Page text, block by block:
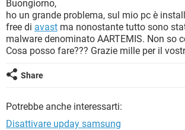
HARDWARE
TIKTOK FACEBOOK
HARDWARE
iOS
INSTAGRAM WHATSAPP
TIKTOK FACEBOOK
HARDWARE
INTRATTENIMENTO ANDROID
iOS WINDOWS 10
INSTAGRAM WHATSAPP
TIKTOK
Buongiorno,
ho un grande problema, sul mio pc è
free di avast ma nonostante tutto sono
malware denominato AARTEMIS. Non so
Cosa posso fare??? Grazie mille per il
Share
Potrebbe anche interessarti:
Disattivare upday samsung